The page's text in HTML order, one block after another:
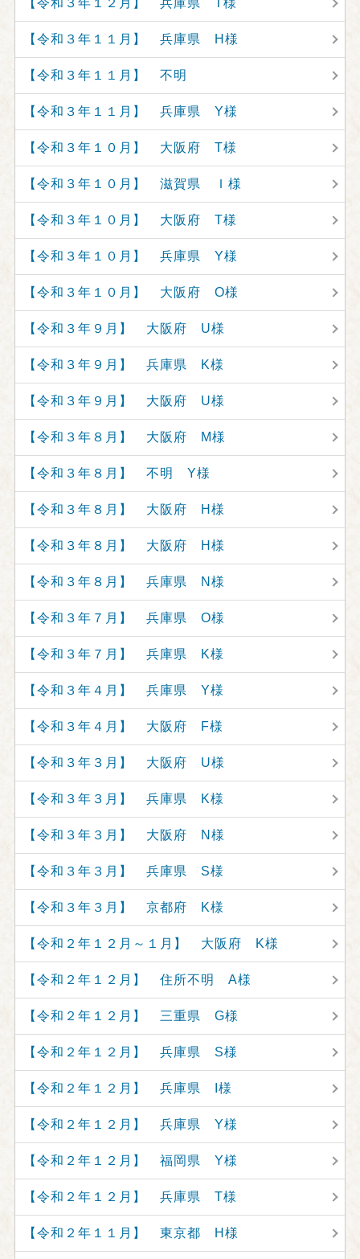
【令和３年１２月】 兵庫県 T様
【令和３年１１月】 兵庫県 H様
【令和３年１１月】 不明
【令和３年１１月】 兵庫県 Y様
【令和３年１０月】 大阪府 T様
【令和３年１０月】 滋賀県 Ｉ様
【令和３年１０月】 大阪府 T様
【令和３年１０月】 兵庫県 Y様
【令和３年１０月】 大阪府 O様
【令和３年９月】 大阪府 U様
【令和３年９月】 兵庫県 K様
【令和３年９月】 大阪府 U様
【令和３年８月】 大阪府 M様
【令和３年８月】 不明 Y様
【令和３年８月】 大阪府 H様
【令和３年８月】 大阪府 H様
【令和３年８月】 兵庫県 N様
【令和３年７月】 兵庫県 O様
【令和３年７月】 兵庫県 K様
【令和３年４月】 兵庫県 Y様
【令和３年４月】 大阪府 F様
【令和３年３月】 大阪府 U様
【令和３年３月】 兵庫県 K様
【令和３年３月】 大阪府 N様
【令和３年３月】 兵庫県 S様
【令和３年３月】 京都府 K様
【令和２年１２月～１月】 大阪府 K様
【令和２年１２月】 住所不明 A様
【令和２年１２月】 三重県 G様
【令和２年１２月】 兵庫県 S様
【令和２年１２月】 兵庫県 I様
【令和２年１２月】 兵庫県 Y様
【令和２年１２月】 福岡県 Y様
【令和２年１２月】 兵庫県 T様
【令和２年１１月】 東京都 H様